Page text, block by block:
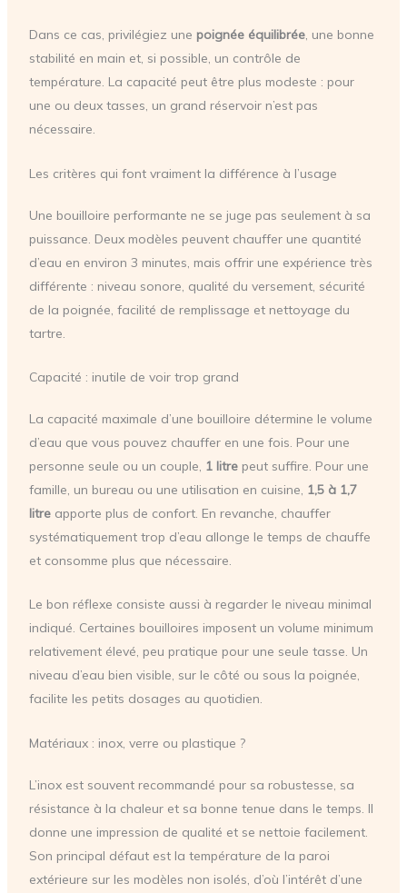
Dans ce cas, privilégiez une poignée équilibrée, une bonne
stabilité en main et, si possible, un contrôle de
température. La capacité peut être plus modeste : pour
une ou deux tasses, un grand réservoir n’est pas
nécessaire.
Les critères qui font vraiment la différence à l’usage
Une bouilloire performante ne se juge pas seulement à sa
puissance. Deux modèles peuvent chauffer une quantité
d’eau en environ 3 minutes, mais offrir une expérience très
différente : niveau sonore, qualité du versement, sécurité
de la poignée, facilité de remplissage et nettoyage du
tartre.
Capacité : inutile de voir trop grand
La capacité maximale d’une bouilloire détermine le volume
d’eau que vous pouvez chauffer en une fois. Pour une
personne seule ou un couple, 1 litrepeut suffire. Pour une
famille, un bureau ou une utilisation en cuisine, 1,5 à 1,7
litreapporte plus de confort. En revanche, chauffer
systématiquement trop d’eau allonge le temps de chauffe
et consomme plus que nécessaire.
Le bon réflexe consiste aussi à regarder le niveau minimal
indiqué. Certaines bouilloires imposent un volume minimum
relativement élevé, peu pratique pour une seule tasse. Un
niveau d’eau bien visible, sur le côté ou sous la poignée,
facilite les petits dosages au quotidien.
Matériaux : inox, verre ou plastique ?
L’inox est souvent recommandé pour sa robustesse, sa
résistance à la chaleur et sa bonne tenue dans le temps. Il
donne une impression de qualité et se nettoie facilement.
Son principal défaut est la température de la paroi
extérieure sur les modèles non isolés, d’où l’intérêt d’une